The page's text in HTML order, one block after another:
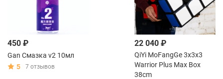
450 ₽
Gan Смазка v2 10мл
5
7 отзывов
22 040 ₽
QiYi MoFangGe 3x3x3
Warrior Plus Max Box
38сm